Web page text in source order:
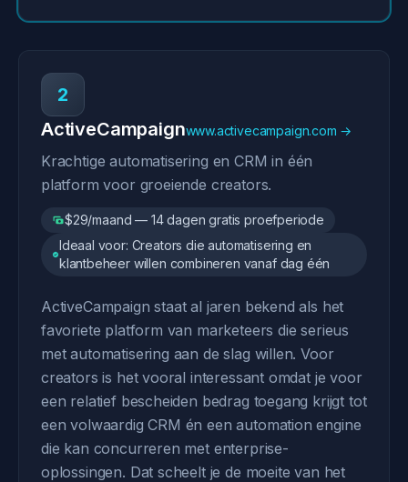
2
ActiveCampaignwww.activecampaign.com →
Krachtige automatisering en CRM in één
platform voor groeiende creators.
$29/maand — 14 dagen gratis proefperiode
Ideaal voor: Creators die automatisering en
klantbeheer willen combineren vanaf dag één
ActiveCampaign staat al jaren bekend als het
favoriete platform van marketeers die serieus
met automatisering aan de slag willen. Voor
creators is het vooral interessant omdat je voor
een relatief bescheiden bedrag toegang krijgt tot
een volwaardig CRM én een automation engine
die kan concurreren met enterprise-
oplossingen. Dat scheelt je de moeite van het